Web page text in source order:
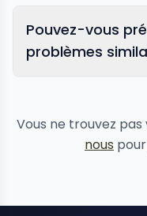
Pouvez-vous
problèmes
Vous ne trouvez
nous